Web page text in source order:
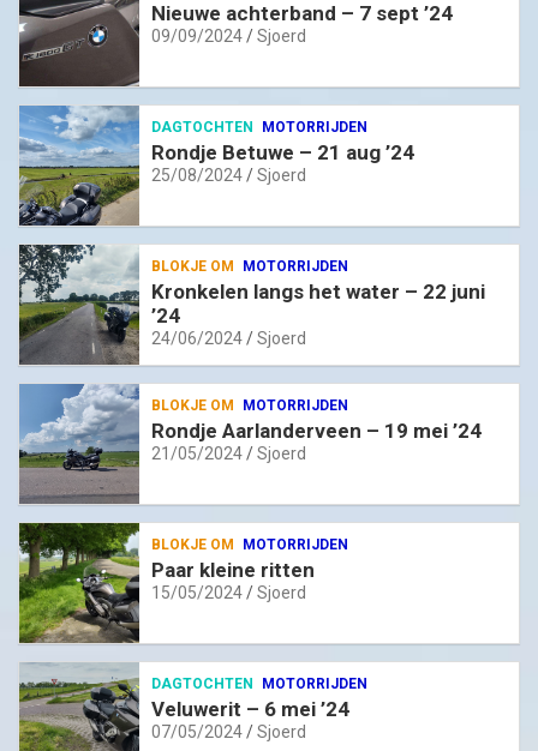
Nieuwe achterband – 7 sept ’24
09/09/2024 Sjoerd
DAGTOCHTEN MOTORRIJDEN
Rondje Betuwe – 21 aug ’24
25/08/2024 Sjoerd
BLOKJE OM MOTORRIJDEN
Kronkelen langs het water – 22 juni
’24
24/06/2024 Sjoerd
BLOKJE OM MOTORRIJDEN
Rondje Aarlanderveen – 19 mei ’24
21/05/2024 Sjoerd
BLOKJE OM MOTORRIJDEN
Paar kleine ritten
15/05/2024 Sjoerd
DAGTOCHTEN MOTORRIJDEN
Veluwerit – 6 mei ’24
07/05/2024 Sjoerd